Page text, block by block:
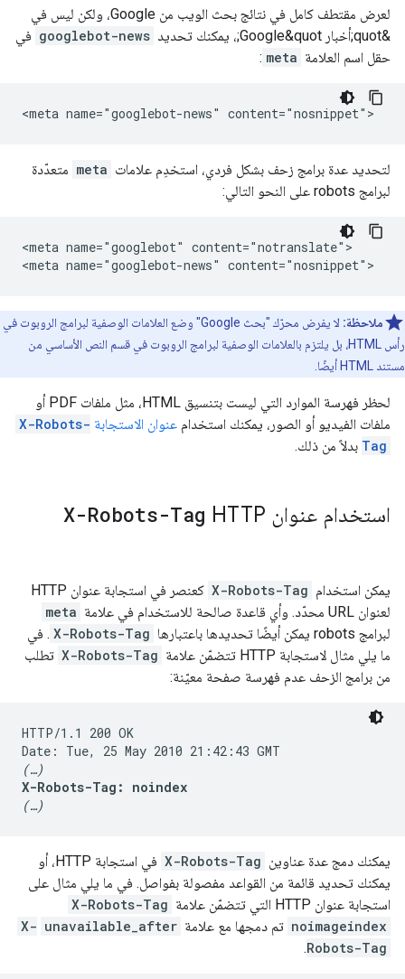
لعرض مقتطف كامل في نتائج بحث الويب من Google، ولكن ليس في
&quot;أخبار Google&quot;، يمكنك تحديد
googlebot-news في
حقل اسم العلامة meta
:
<meta name="googlebot-news" content="nosnippet">
لتحديد عدة برامج زحف بشكل فردي، استخدِم علامات meta متعدّدة
لبرامج robots على النحو التالي:
<meta name="googlebot" content="notranslate">
<meta name="googlebot-news" content="nosnippet">
ملاحظة:
لا يفرض محرّك "بحث Google" وضع العلامات الوصفية لبرامج الروبوت في
رأس HTML، بل يلتزم بالعلامات الوصفية لبرامج الروبوت في قسم النص الأساسي من
مستند HTML أيضًا.
لحظر فهرسة الموارد التي ليست بتنسيق HTML، مثل ملفات PDF أو
ملفات الفيديو أو الصور، يمكنك استخدام عنوان الاستجابة X-Robots-
Tag بدلاً من ذلك.
استخدام عنوان HTTP X-Robots-Tag
يمكن استخدام X-Robots-Tag
كعنصر في استجابة عنوان HTTP
لعنوان URL محدّد. وأي قاعدة صالحة للاستخدام في علامة
meta
لبرامج robots يمكن أيضًا تحديدها باعتبارها X-Robots-Tag . في
ما يلي مثال لاستجابة HTTP تتضمّن علامة
X-Robots-Tag تطلب
من برامج الزحف عدم فهرسة صفحة معيّنة:
HTTP/1.1 200 OK
(…)
X-Robots-Tag: noindex
(…)
يمكنك دمج عدة عناوين X-Robots-Tag
في استجابة HTTP، أو
يمكنك تحديد قائمة من القواعد مفصولة بفواصل. في ما يلي مثال على
استجابة عنوان HTTP التي تتضمّن علامة
X-Robots-Tag
noimageindex تم دمجها مع علامة unavailable_after
X-
Robots-Tag
.